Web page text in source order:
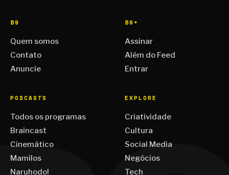
B9
Quem somos
Contato
Anuncie
B9+
Assinar
Além do Feed
Entrar
PODCASTS
Todos os programas
Braincast
Cinemático
Mamilos
Naruhodo!
EXPLORE
Criatividade
Cultura
Social Media
Negócios
Tech